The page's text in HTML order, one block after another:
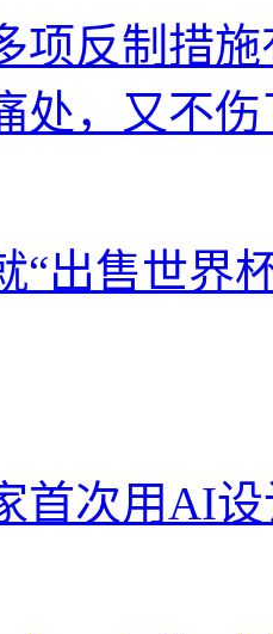
项反制措
处，又不
“出售世界
首次用AI